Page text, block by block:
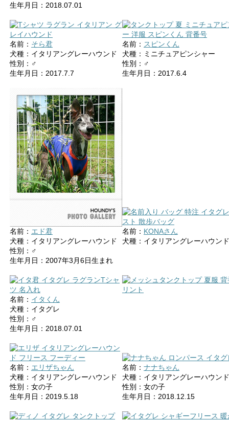
生年月日：2018.07.01
名前： そら君
犬種：イタリアングレーハウンド
性別：♂
生年月日：2017.7.7
名前： スピンくん
犬種：ミニチュアピンシャー
性別：♂
生年月日：2017.6.4
名前： エド君
犬種：イタリアングレーハウンド
性別：♂
生年月日：2007年3月6日生まれ
名前： KONAさん
犬種：イタリアングレーハウンド
名前： イタくん
犬種：イタグレ
性別：♂
生年月日：2018.07.01
名前： エリザちゃん
犬種：イタリアングレーハウンド
性別：女の子
生年月日：2019.5.18
名前： ナナちゃん
犬種：イタリアングレーハウンド
性別：女の子
生年月日：2018.12.15